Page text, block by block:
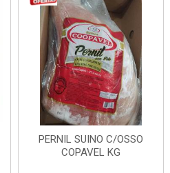
FILE DE PEITO INDIV
GUIBON CX 18KG